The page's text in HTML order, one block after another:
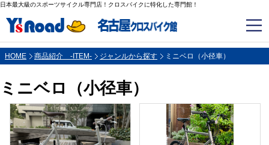
日本最大級のスポーツサイクル専門店！クロスバイクに特化した専門館！
HOME 商品紹介 -ITEM- ジャンルから探す ミニベロ（小径車）
ミニベロ（小径車）